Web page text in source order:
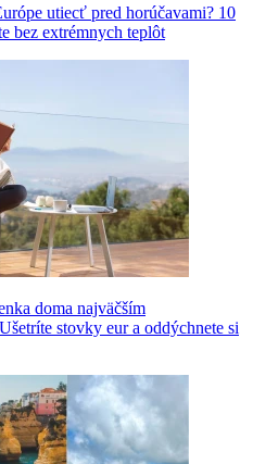
utiecť pred horúčavami? 10
bez extrémnych teplôt
doma najväčším
stovky eur a oddýchnete si